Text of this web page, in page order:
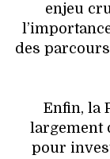
enjeu
des
Enfin, la
largement
pour